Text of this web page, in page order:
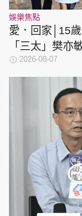
娛樂焦點
愛．回家│15歲
「三太」樊亦
2026-08-07